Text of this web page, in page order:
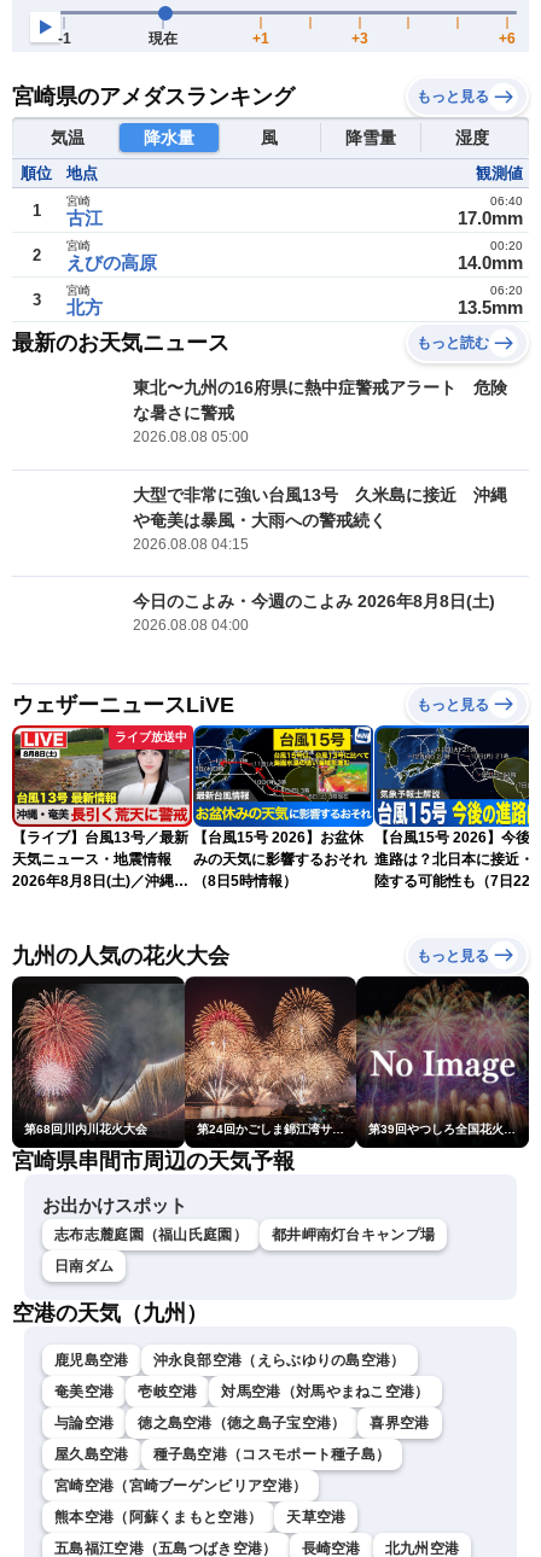
宮崎県のアメダスランキング もっと見る
気温 降水量 風 降雪量 湿度
順位 地点 観測値
1 古江
宮崎
17.0mm
06:40
2 えびの高原
宮崎
14.0mm
00:20
3 北方
宮崎
13.5mm
06:20
最新のお天気ニュース もっと読む
東北〜九州の16府県に熱中症警戒アラート 危険
な暑さに警戒
2026.08.08 05:00
大型で非常に強い台風13号 久米島に接近 沖縄
や奄美は暴風・大雨への警戒続く
2026.08.08 04:15
今日のこよみ・今週のこよみ 2026年8月8日(土)
2026.08.08 04:00
ウェザーニュースLiVE もっと見る
ライブ放送中
【ライブ】台風13号／最新
天気ニュース・地震情報
2026年8月8日(土)／沖縄・
〈ウェザーニュースLiVEモ
ーニング・松本真央／山口
剛央〉
【台風15号 2026】お盆休
みの天気に影響するおそれ
（8日5時情報）
【台風15号 2026】今後
進路は？北日本に接近・
陸する可能性も（7日22
九州の人気の花火大会 もっと見る
第68回川内川花火大会 第24回かごしま錦江湾サマーナイト大花火大会 第39回やつしろ全国花火競技大会
宮崎県串間市周辺の天気予報
お出かけスポット
志布志麓庭園（福山氏庭園）
都井岬南灯台キャンプ場
日南ダム
空港の天気（九州）
鹿児島空港
沖永良部空港（えらぶゆりの島空港）
奄美空港
壱岐空港
対馬空港（対馬やまねこ空港）
与論空港
徳之島空港（徳之島子宝空港）
喜界空港
屋久島空港
種子島空港（コスモポート種子島）
宮崎空港（宮崎ブーゲンビリア空港）
熊本空港（阿蘇くまもと空港）
天草空港
五島福江空港（五島つばき空港）
長崎空港 北九州空港